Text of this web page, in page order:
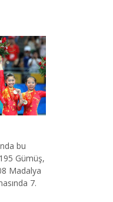
bu
Gümüş,
Madalya
7.